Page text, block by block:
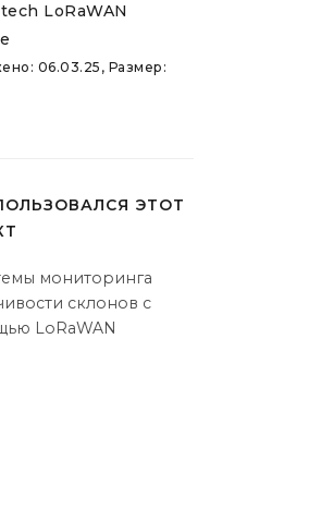
LoRaWAN
06.03.25, Размер:
ЭТОТ
мониторинга
склонов с
LoRaWAN